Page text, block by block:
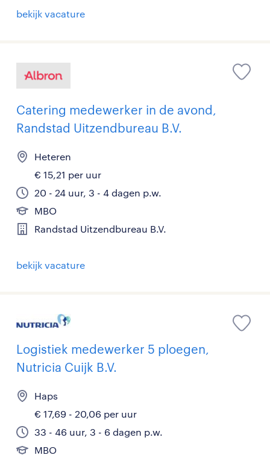
bekijk vacature
Catering medewerker in de avond,
Randstad Uitzendbureau B.V.
Heteren
€ 15,21 per uur
20 - 24 uur, 3 - 4 dagen p.w.
MBO
Randstad Uitzendbureau B.V.
bekijk vacature
Logistiek medewerker 5 ploegen,
Nutricia Cuijk B.V.
Haps
€ 17,69 - 20,06 per uur
33 - 46 uur, 3 - 6 dagen p.w.
MBO